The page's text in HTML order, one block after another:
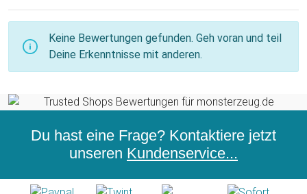
Keine Bewertungen gefunden. Geh voran und teil
Deine Erkenntnisse mit anderen.
Du hast eine Frage? Kontaktiere jetzt
unseren Kundenservice...